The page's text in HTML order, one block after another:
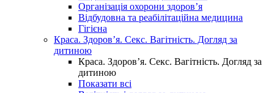
Організація охорони здоров’я
Відбудовна та реабілітаційна медицина
Гігієна
Краса. Здоров’я. Секс. Вагітність. Догляд за
дитиною
Краса. Здоров’я. Секс. Вагітність. Догляд за
дитиною
Показати всі